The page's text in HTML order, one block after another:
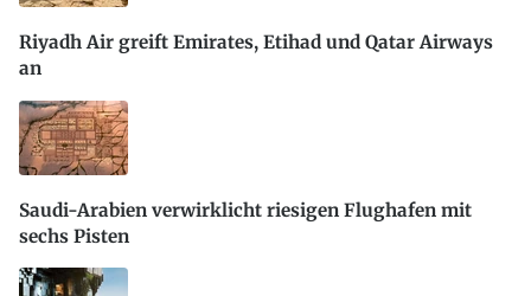
Riyadh Air greift Emirates, Etihad und Qatar Airways
an
Saudi-Arabien verwirklicht riesigen Flughafen mit
sechs Pisten